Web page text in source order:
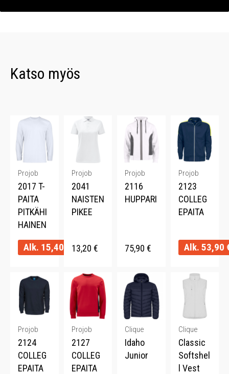
Katso myös
Projob
2017 T-
PAITA
PITKÄHI
HAINEN
Alk. 15,40
Projob
2041
NAISTEN
PIKEE
13,20 €
Projob
2116
HUPPARI
75,90 €
Projob
2123
COLLEG
EPAITA
Alk. 53,90
Projob
2124
COLLEG
EPAITA
Projob
2127
COLLEG
EPAITA
Clique
Idaho
Junior
Clique
Classic
Softshel
l Vest